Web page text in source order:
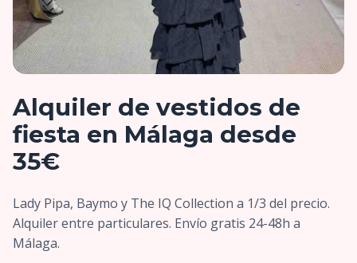
Alquiler de vestidos de
fiesta en Málaga desde
35€
Lady Pipa, Baymo y The IQ Collection a 1/3 del precio.
Alquiler entre particulares. Envío gratis 24-48h a
Málaga.